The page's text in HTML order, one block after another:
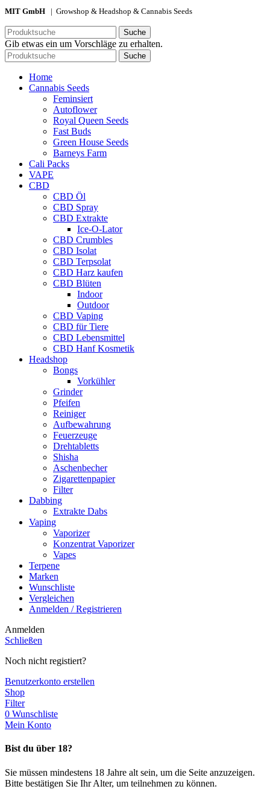
MIT GmbH | Growshop & Headshop & Cannabis Seeds
Suche
Gib etwas ein um Vorschläge zu erhalten.
Suche
Home
Cannabis Seeds
Feminsiert
Autoflower
Royal Queen Seeds
Fast Buds
Green House Seeds
Barneys Farm
Cali Packs
VAPE
CBD
CBD Öl
CBD Spray
CBD Extrakte
Ice-O-Lator
CBD Crumbles
CBD Isolat
CBD Terpsolat
CBD Harz kaufen
CBD Blüten
Indoor
Outdoor
CBD Vaping
CBD für Tiere
CBD Lebensmittel
CBD Hanf Kosmetik
Headshop
Bongs
Vorkühler
Grinder
Pfeifen
Reiniger
Aufbewahrung
Feuerzeuge
Drehtabletts
Shisha
Aschenbecher
Zigarettenpapier
Filter
Dabbing
Extrakte Dabs
Vaping
Vaporizer
Konzentrat Vaporizer
Vapes
Terpene
Marken
Wunschliste
Vergleichen
Anmelden / Registrieren
Anmelden
Schließen
Noch nicht registiert?
Benutzerkonto erstellen
Shop
Filter
0 Wunschliste
Mein Konto
Bist du über 18?
Sie müssen mindestens 18 Jahre alt sein, um die Seite anzuzeigen.
Bitte bestätigen Sie Ihr Alter, um teilnehmen zu können.